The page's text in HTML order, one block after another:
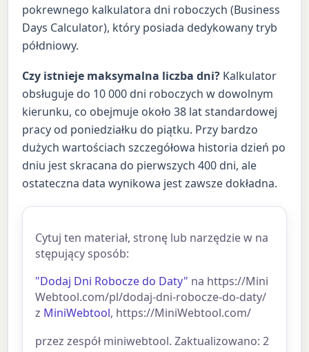
pokrewnego kalkulatora dni roboczych (Business
Days Calculator), który posiada dedykowany tryb
półdniowy.
Czy istnieje maksymalna liczba dni? Kalkulator
obsługuje do 10 000 dni roboczych w dowolnym
kierunku, co obejmuje około 38 lat standardowej
pracy od poniedziałku do piątku. Przy bardzo
dużych wartościach szczegółowa historia dzień po
dniu jest skracana do pierwszych 400 dni, ale
ostateczna data wynikowa jest zawsze dokładna.
Cytuj ten materiał, stronę lub narzędzie w na
stępujący sposób:
"Dodaj Dni Robocze do Daty" na https://Mini
Webtool.com/pl/dodaj-dni-robocze-do-daty/
z MiniWebtool, https://MiniWebtool.com/
przez zespół miniwebtool. Zaktualizowano: 2